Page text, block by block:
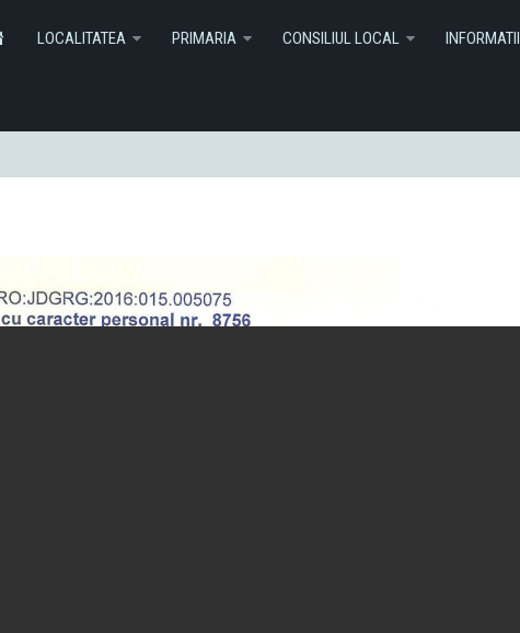
HOMELOCALITATEA PRIMARIA CONSILIUL LOCAL INFORMATII
Informatii Monitorul Oficial Local SERVICII ONLINE